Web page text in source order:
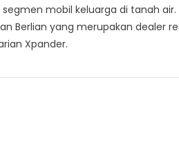
mobil keluarga di tanah air.
Berlian yang merupakan dealer
Xpander.